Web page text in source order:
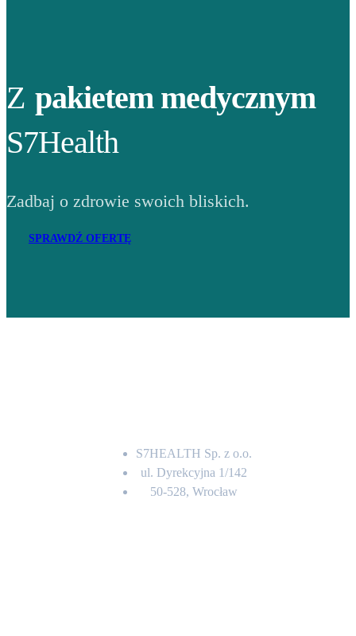
Z pakietem medycznym
S7Health
Zadbaj o zdrowie swoich bliskich.
SPRAWDŹ OFERTĘ
S7HEALTH Sp. z o.o.
ul. Dyrekcyjna 1/142
50-528, Wrocław